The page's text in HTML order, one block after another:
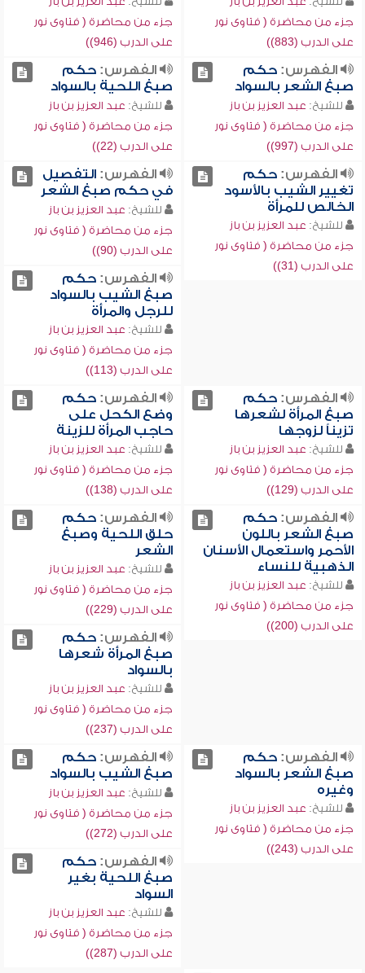
جزء من محاضرة ( فتاوى نور
على الدرب (883))
جزء من محاضرة ( فتاوى نور
على الدرب (946))
الفهرس:حكم
صبغ الشعر بالسواد
للشيخ: عبد العزيز بن باز
جزء من محاضرة ( فتاوى نور
على الدرب (997))
الفهرس:حكم
صبغ اللحية بالسواد
للشيخ: عبد العزيز بن باز
جزء من محاضرة ( فتاوى نور
على الدرب (22))
الفهرس:حكم
تغيير الشيب بالأسود
الخالص للمرأة
للشيخ: عبد العزيز بن باز
جزء من محاضرة ( فتاوى نور
على الدرب (31))
الفهرس:التفصيل
في حكم صبغ الشعر
للشيخ: عبد العزيز بن باز
جزء من محاضرة ( فتاوى نور
على الدرب (90))
الفهرس:حكم
صبغ الشيب بالسواد
للرجل والمرأة
للشيخ: عبد العزيز بن باز
جزء من محاضرة ( فتاوى نور
على الدرب (113))
الفهرس:حكم
صبغ المرأة لشعرها
تزيناً لزوجها
للشيخ: عبد العزيز بن باز
جزء من محاضرة ( فتاوى نور
على الدرب (129))
الفهرس:حكم
وضع الكحل على
حاجب المرأة للزينة
للشيخ: عبد العزيز بن باز
جزء من محاضرة ( فتاوى نور
على الدرب (138))
الفهرس:حكم
صبغ الشعر باللون
الأحمر واستعمال الأسنان
الذهبية للنساء
للشيخ: عبد العزيز بن باز
جزء من محاضرة ( فتاوى نور
على الدرب (200))
الفهرس:حكم
حلق اللحية وصبغ
الشعر
للشيخ: عبد العزيز بن باز
جزء من محاضرة ( فتاوى نور
على الدرب (229))
الفهرس:حكم
صبغ المرأة شعرها
بالسواد
للشيخ: عبد العزيز بن باز
جزء من محاضرة ( فتاوى نور
على الدرب (237))
الفهرس:حكم
صبغ الشعر بالسواد
وغيره
للشيخ: عبد العزيز بن باز
جزء من محاضرة ( فتاوى نور
على الدرب (243))
الفهرس:حكم
صبغ الشيب بالسواد
للشيخ: عبد العزيز بن باز
جزء من محاضرة ( فتاوى نور
على الدرب (272))
الفهرس:حكم
صبغ اللحية بغير
السواد
للشيخ: عبد العزيز بن باز
جزء من محاضرة ( فتاوى نور
على الدرب (287))